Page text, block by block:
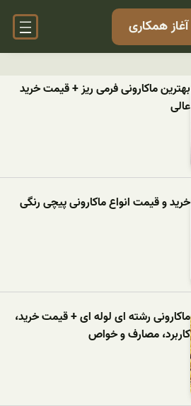
آغاز همکاری
بهترین ماکارونی فرمی ریز + قیمت خرید
عالی
خرید و قیمت انواع ماکارونی پیچی رنگی
ماکارونی رشته ای لوله ای + قیمت خرید،
کاربرد، مصارف و خواص